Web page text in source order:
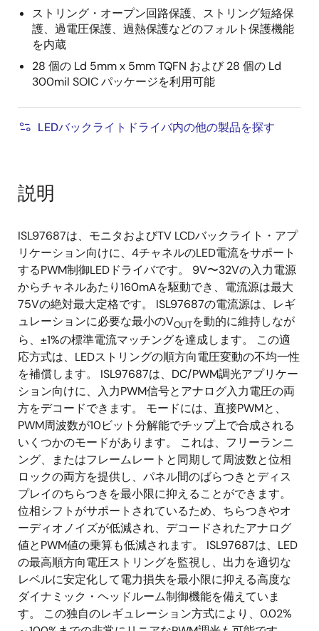
ストリング・オープン回路保護、ストリング短絡保
護、過電圧保護、過熱保護などのフォルト保護機能
を内蔵
28 個の Ld 5mm x 5mm TQFN および 28 個の Ld
300mil SOIC パッケージを利用可能
LEDバックライトドライバ内の他の製品を探す
説明
ISL97687は、モニタおよびTV LCDバックライト・アプ
リケーション向けに、4チャネルのLED電流をサポート
するPWM制御LEDドライバです。 9V〜32Vの入力電源
からチャネルあたり160mAを駆動でき、電流源は最大
75Vの絶対最大定格です。 ISL97687の電流源は、レギ
ュレーションに必要な最小のVOUTを動的に維持しなが
ら、±1%の標準電流マッチングを達成します。 この適
応方式は、LEDストリングの順方向電圧変動の不均一性
を補償します。 ISL97687は、DC/PWM調光アプリケー
ション向けに、入力PWM信号とアナログ入力電圧の両
方をデコードできます。 モードには、直接PWMと、
PWM周波数が10ビット分解能でチップ上で合成される
いくつかのモードがあります。 これは、フリーランニ
ング、またはフレームレートと同期して周波数と位相
ロックの両方を提供し、パネル間のばらつきとディス
プレイのちらつきを最小限に抑えることができます。
位相シフトがサポートされているため、ちらつきやオ
ーディオノイズが低減され、デコードされたアナログ
値とPWM値の乗算も低減されます。 ISL97687は、LED
の最高順方向電圧ストリングを監視し、出力を適切な
レベルに安定化して電力損失を最小限に抑える高度な
ダイナミック・ヘッドルーム制御機能を備えていま
す。 この独自のレギュレーション方式により、0.02%